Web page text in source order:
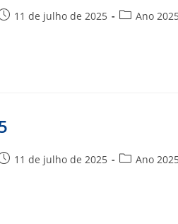
11 de julho de 2025
Categoria
Ano
11 de julho de 2025
Categoria
Ano